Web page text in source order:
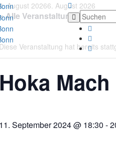
August 20266. August 2026
Alle Veranstaltungen
Diese Veranstaltung hat bereits
Hoka
11. September 2024 @ 18:30 -